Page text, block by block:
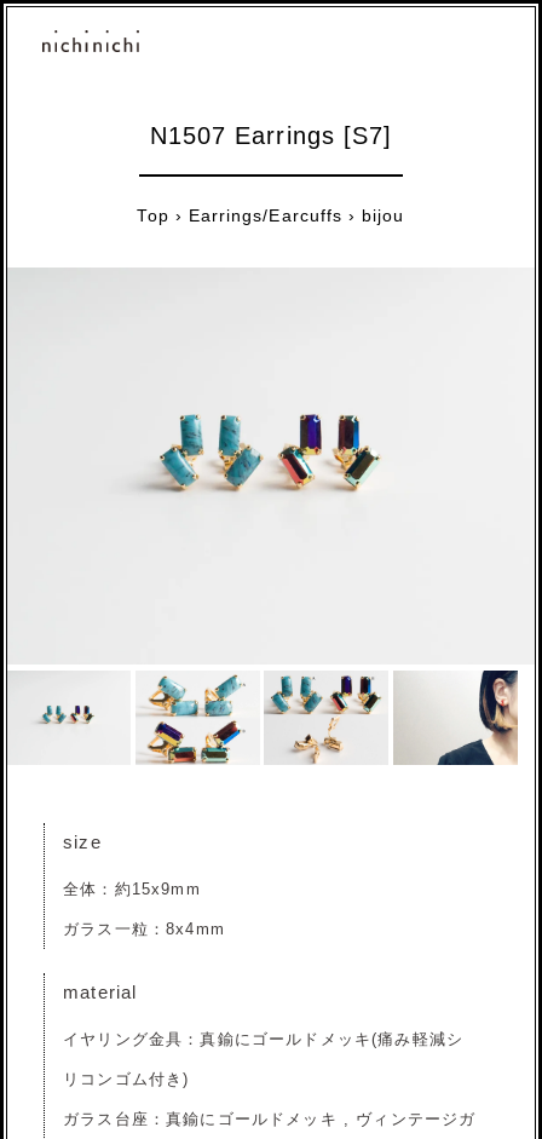
N1507 Earrings [S7]
Top › Earrings/Earcuffs › bijou
size
全体：約15x9mm
ガラス一粒：8x4mm
material
イヤリング金具：真鍮にゴールドメッキ(痛み軽減シ
リコンゴム付き)
ガラス台座：真鍮にゴールドメッキ , ヴィンテージガ